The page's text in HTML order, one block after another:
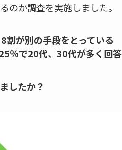
のか調査を実施しました。
割が別の手段をとっている
％で20代、30代が多く回答
したか？